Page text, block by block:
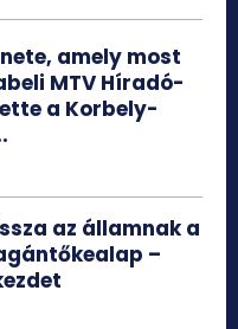
amely most
MTV Híradó-
a Korbely-
az államnak a
–